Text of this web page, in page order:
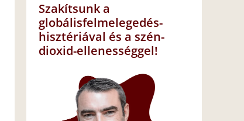
Szakítsunk a
globálisfelmelegedés-
hisztériával és a szén-
dioxid-ellenességgel!